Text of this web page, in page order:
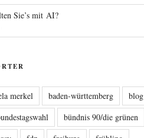
Sie’s mit AI?
merkel baden-württemberg
blog
bündnis 90/die grünen